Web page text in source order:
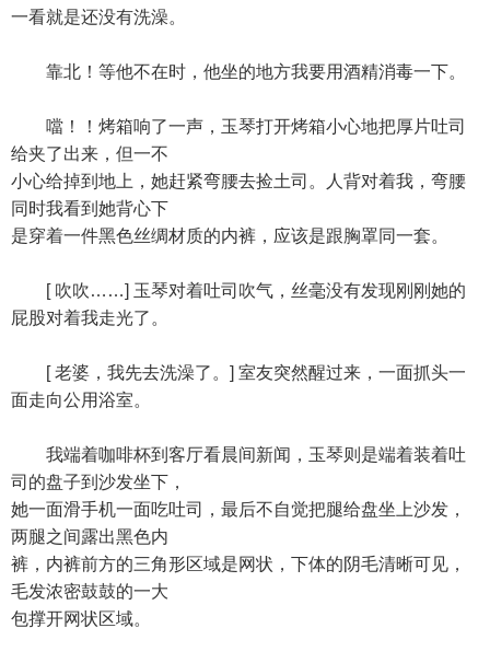
一看就是还没有洗澡。
靠北！等他不在时，他坐的地方我要用酒精消毒一下。
噹！！烤箱响了一声，玉琴打开烤箱小心地把厚片吐司
给夹了出来，但一不
小心给掉到地上，她赶紧弯腰去捡土司。人背对着我，弯腰
同时我看到她背心下
是穿着一件黑色丝绸材质的内裤，应该是跟胸罩同一套。
[ 吹吹……] 玉琴对着吐司吹气，丝毫没有发现刚刚她的
屁股对着我走光了。
[ 老婆，我先去洗澡了。] 室友突然醒过来，一面抓头一
面走向公用浴室。
我端着咖啡杯到客厅看晨间新闻，玉琴则是端着装着吐
司的盘子到沙发坐下，
她一面滑手机一面吃吐司，最后不自觉把腿给盘坐上沙发，
两腿之间露出黑色内
裤，内裤前方的三角形区域是网状，下体的阴毛清晰可见，
毛发浓密鼓鼓的一大
包撑开网状区域。